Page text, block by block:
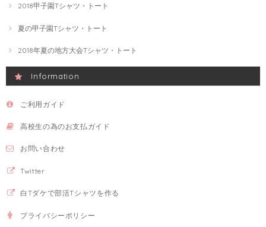
2018甲子園Tシャツ・トート
夏の甲子園Tシャツ・トート
2018年夏の地方大会Tシャツ・トート
Information
ご利用ガイド
高校生の為のお支払ガイド
お問い合わせ
Twitter
白Tダケで部活Tシャツを作る
プライバシーポリシー